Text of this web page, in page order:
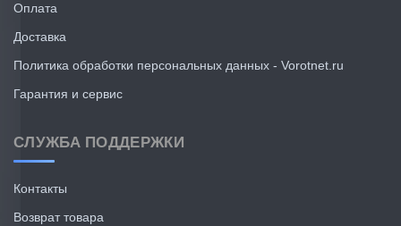
Оплата
Доставка
Политика обработки персональных данных - Vorotnet.ru
Гарантия и сервис
СЛУЖБА ПОДДЕРЖКИ
Контакты
Возврат товара